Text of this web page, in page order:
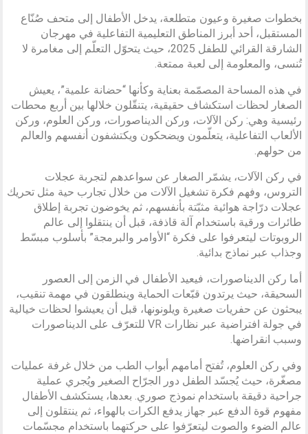
بخطوات صغيرة وعيون متطلعة، يدخل الأطفال إلى متحف صُنّاع
المستقبل، أحد أبرز المناطق التعليمية التفاعلية في مهرجان
الشارقة القرائي للطفل 2025، حيث يتحوّل التعلّم إلى مغامرة لا
تُنسى، والمعلومة إلى لعبة ممتعة.
في هذه المساحة المصمّمة بعناية وكأنها “حضانة علمية”، يعيش
الصغار لحظات استكشاف حقيقية، يتنقّلون خلالها بين أربع محطات
رئيسية وهي: ركن الآلات، وركن الديناصورات، وركن العلوم، وركن
الألعاب التفاعلية، يتعلّمون ويضحكون ويكتشفون أنفسهم والعالم
من حولهم.
في ركن الآلات، يشمّر الصغار عن سواعدهم لتجربة عجلات
التروس، وفهم فكرة تشغيل الآلات من خلال تجارب حية مثل تحريك
عجلات درّاجة هوائية مثبّتة بأنفسهم، ثم يخوضون تجربة إطلاق
طائرات ورقية باستخدام آلة قاذفة، قبل أن ينتقلوا إلى عالم
الروبوتات ليتعرفوا على فكرة “الأوامر والبرمجة” بأسلوب مبسّط
وجذاب عبر نماذج بدائية.
أما ركن الديناصورات، فيعيد الأطفال في الزمن إلى العصور
السحيقة، حيث يرتدون قبّعات الحماية وينطلقون في مهمة تنقيب،
يبحثون عن حفريات صغيرة ويلونونها، قبل أن يعيشوا لحظات خيالية
في جولة افتراضية عبر نظارات VR للتعرّف على الديناصورات
وسبب انقراضها.
وفي ركن العلوم، تُفتح أمامهم أبواب الطب من خلال غرفة عمليات
مصغّرة، حيث يُجسّد الطفل دور الجرّاح الصغير ويُجري عملية
جراحية دقيقة باستخدام نموذج صوري. بعدها، يستكشف الأطفال
مفهوم قوة الدفع عبر جهاز يدفع الكرات بالهواء، ثم ينتقلون إلى
عالم الضوء والصوت ليتعرّفوا على حركتهما باستخدام مجسّمات